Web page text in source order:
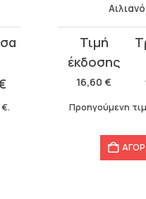
€.
16,60€
Original
price
was:
16,60 €.
τρέχουσα
τιμή
είναι:
Προηγούμενη